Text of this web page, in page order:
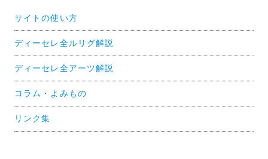
サイトの使い方
ディーセレ全ルリグ解説
ディーセレ全アーツ解説
コラム・よみもの
リンク集